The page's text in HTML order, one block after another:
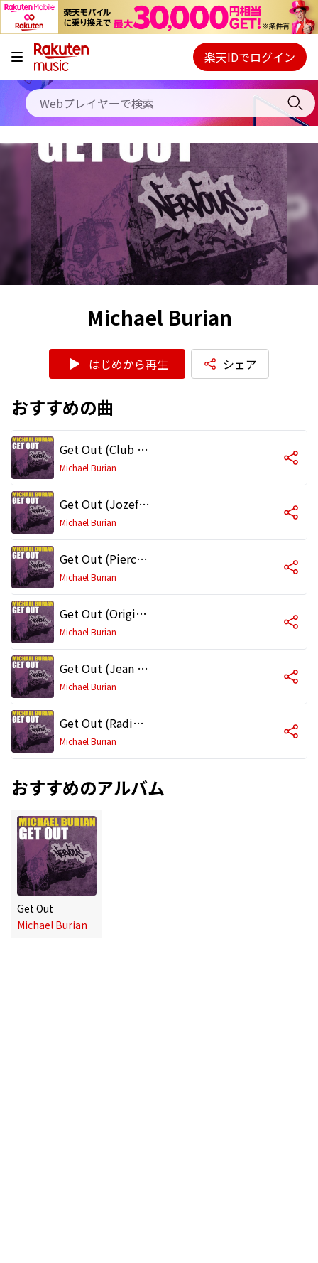
キャンペーン
料金プラン
使い方
初回30日間無料お試し
Webプレイヤー
ご契約内容の確認・変更
楽天IDでログイン
Michael Burian
はじめから再生 シェア
おすすめの曲
Get Out (Club Mix)
Michael Burian
Get Out (Jozef Mihalik Remix)
Michael Burian
Get Out (Pierce Fulton Remix)
Michael Burian
Get Out (Original Mix)
Michael Burian
Get Out (Jean Luc Remix)
Michael Burian
Get Out (Radio Edit)
Michael Burian
おすすめのアルバム
Get Out
Michael Burian